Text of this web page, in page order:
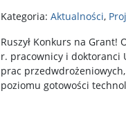
Kategoria: Aktualności,
Ruszył Konkurs na Grant!
r. pracownicy i doktoranci
prac
poziomu gotowości